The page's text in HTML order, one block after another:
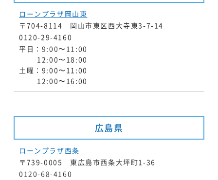
ローンプラザ岡山東
〒704-8114 岡山市東区西大寺東3-7-14
0120-29-4160
平日：9:00〜11:00
12:00〜18:00
土曜：9:00〜11:00
12:00〜16:00
広島県
ローンプラザ西条
〒739-0005 東広島市西条大坪町1-36
0120-68-4160